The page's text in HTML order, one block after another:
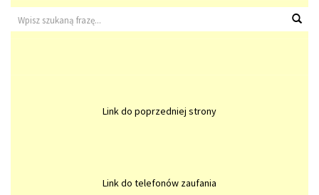
Wyszukiwarka
Link do poprzedniej strony
Link do telefonów zaufania